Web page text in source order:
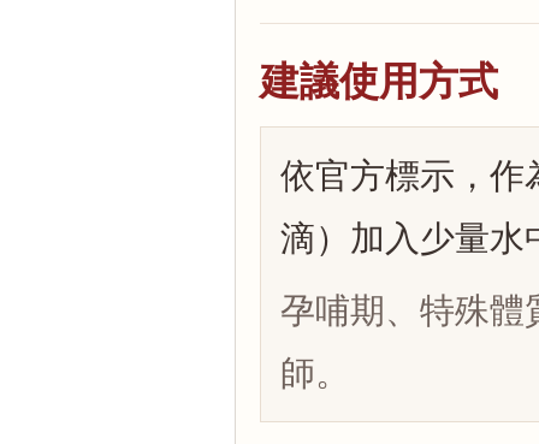
建議使用方式
依官方標示，作
滴）加入少量水
孕哺期、特殊體
師。